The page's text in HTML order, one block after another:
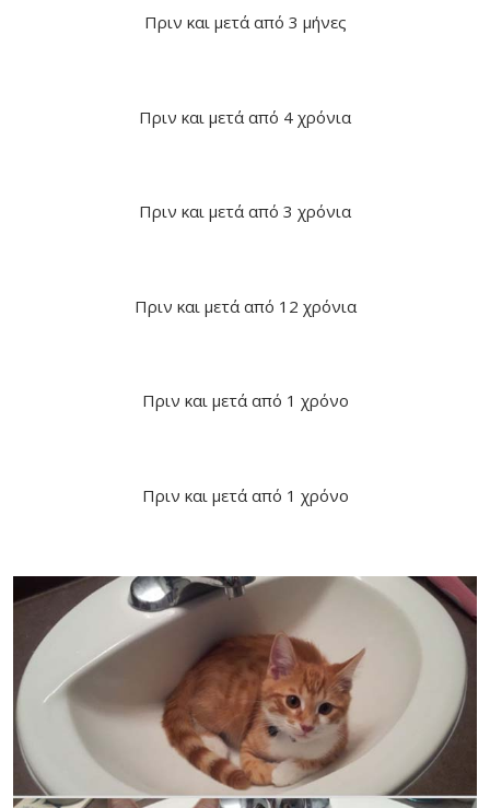
Πριν και μετά από 3 μήνες
Πριν και μετά από 4 χρόνια
Πριν και μετά από 3 χρόνια
Πριν και μετά από 12 χρόνια
Πριν και μετά από 1 χρόνο
Πριν και μετά από 1 χρόνο